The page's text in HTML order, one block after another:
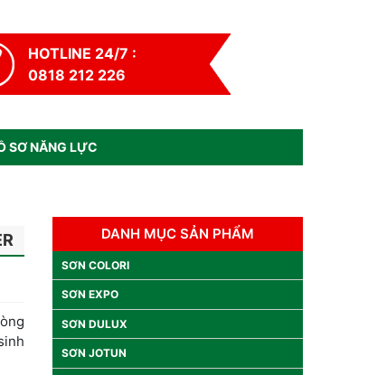
HOTLINE 24/7 :
0818 212 226
SƠ NĂNG LỰC
DANH MỤC SẢN PHẨM
SƠN COLORI
SƠN EXPO
SƠN DULUX
SƠN JOTUN